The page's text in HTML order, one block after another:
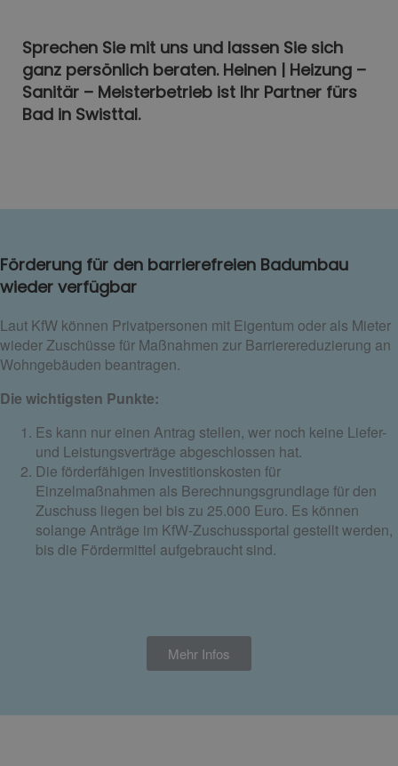
Sprechen Sie mit uns und lassen Sie sich
ganz persönlich beraten. Heinen | Heizung –
Sanitär – Meisterbetrieb ist Ihr Partner fürs
Bad in Swisttal.
Förderung für den barrierefreien Badumbau
wieder verfügbar
Laut KfW können Privatpersonen mit Eigentum oder als Mieter
wieder Zuschüsse für Maßnahmen zur Barrierereduzierung an
Wohngebäuden beantragen.
Die wichtigsten Punkte:
Es kann nur einen Antrag stellen, wer noch keine Liefer-
und Leistungsverträge abgeschlossen hat.
Die förderfähigen Investitionskosten für
Einzelmaßnahmen als Berechnungsgrundlage für den
Zuschuss liegen bei bis zu 25.000 Euro. Es können
solange Anträge im KfW-Zuschussportal gestellt werden,
bis die Fördermittel aufgebraucht sind.
Mehr Infos